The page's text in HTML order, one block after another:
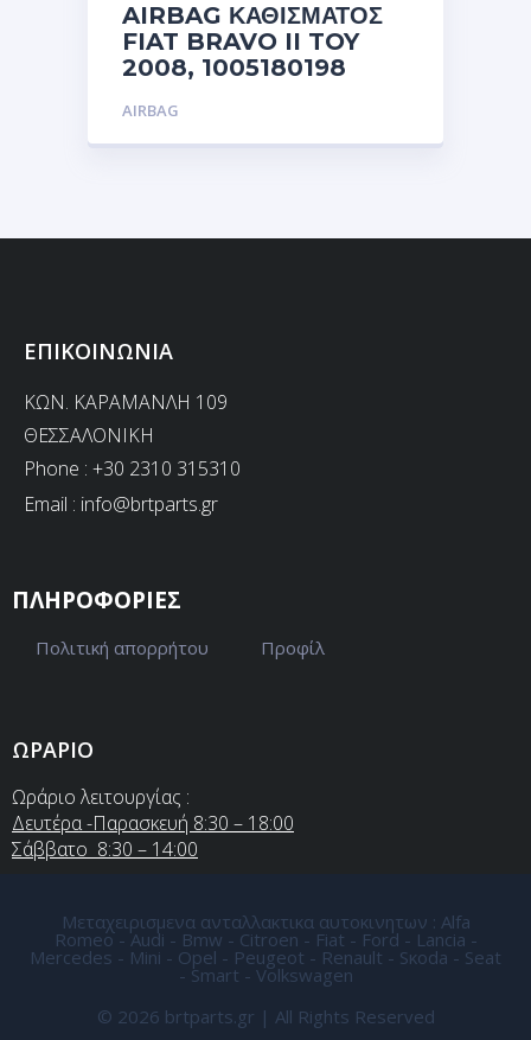
AIRBAG ΚΑΘΙΣΜΑΤΟΣ
FIAT BRAVO II TOY
2008, 1005180198
AIRBAG
ΕΠΙΚΟΙΝΩΝΙΑ
ΚΩΝ. ΚΑΡΑΜΑΝΛΗ 109
ΘΕΣΣΑΛΟΝΙΚΗ
Phone : +30 2310 315310
Email : info@brtparts.gr
ΠΛΗΡΟΦΟΡΙΕΣ
Πολιτική απορρήτου Προφίλ
ΩΡΑΡΙΟ
Ωράριο λειτουργίας :
Δευτέρα -Παρασκευή 8:30 – 18:00
Σάββατο 8:30 – 14:00
Μεταχειρισμενα ανταλλακτικα αυτοκινητων : Alfa
Romeo - Audi - Bmw - Citroen - Fiat - Ford - Lancia -
Mercedes - Mini - Opel - Peugeot - Renault - Sκoda - Seat
- Smart - Volkswagen
© 2026 brtparts.gr | All Rights Reserved